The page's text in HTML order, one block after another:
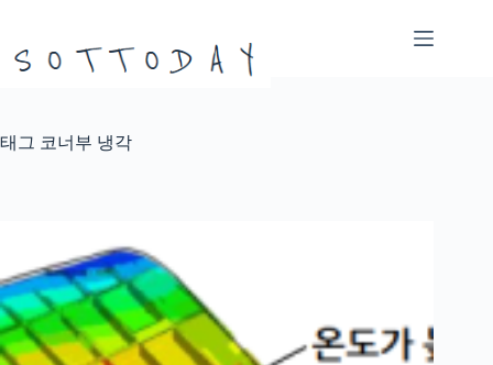
으
뛰
태그 코너부 냉각